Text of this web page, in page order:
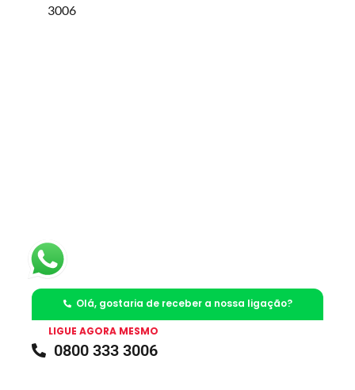
3006
Olá, gostaria de receber a nossa ligação?
LIGUE AGORA MESMO
0800 333 3006